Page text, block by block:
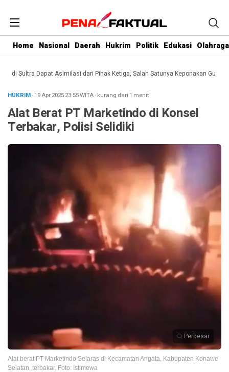
Home Nasional Daerah Hukrim Politik Edukasi Olahraga
Dapat Asimilasi dari Pihak Ketiga, Salah Satunya Keponakan Gubernur
HUKRIM· 19 Apr 202523:55WITA· kurang dari 1 menit
Alat Berat PT Marketindo di Konsel
Terbakar, Polisi Selidiki
Perbesar
Alat berat PT Marketindo Selaras di Kecamatan Angata, Kabupaten Konawe
Selatan, terbakar. Foto: Istimewa